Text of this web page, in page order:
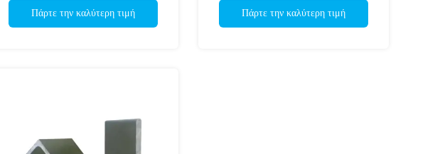
Πάρτε την καλύτερη τιμή Πάρτε την καλύτερη τιμή